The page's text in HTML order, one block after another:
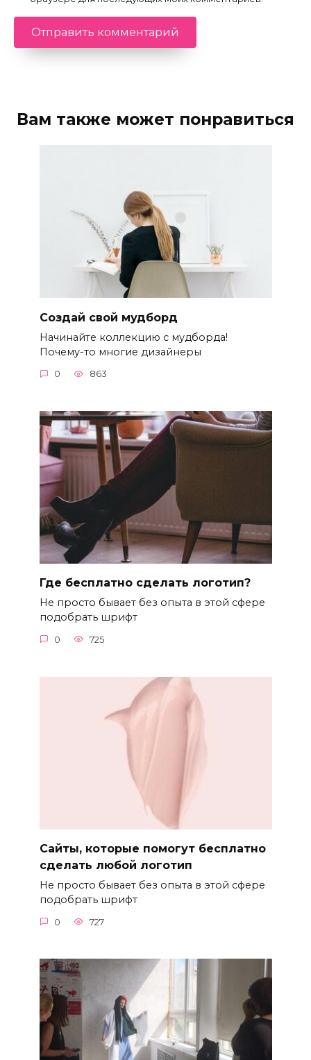
Вам также может понравиться
Создай свой мудборд
Начинайте коллекцию с мудборда!
Почему-то многие дизайнеры
0 863
Где бесплатно сделать логотип?
Не просто бывает без опыта в этой сфере
подобрать шрифт
0 725
Сайты, которые помогут бесплатно
сделать любой логотип
Не просто бывает без опыта в этой сфере
подобрать шрифт
0 727